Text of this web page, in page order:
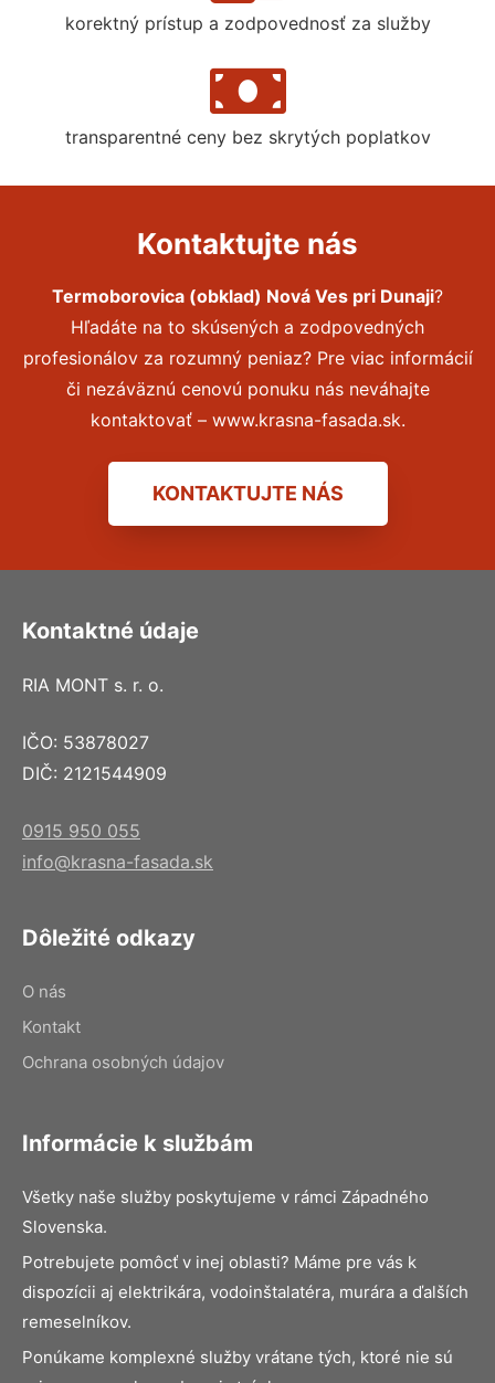
korektný prístup a zodpovednosť za služby
transparentné ceny bez skrytých poplatkov
Kontaktujte nás
Termoborovica (obklad) Nová Ves pri Dunaji?
Hľadáte na to skúsených a zodpovedných
profesionálov za rozumný peniaz? Pre viac informácií
či nezáväznú cenovú ponuku nás neváhajte
kontaktovať – www.krasna-fasada.sk.
KONTAKTUJTE NÁS
Kontaktné údaje
RIA MONT s. r. o.
IČO: 53878027
DIČ: 2121544909
0915 950 055
info@krasna-fasada.sk
Dôležité odkazy
O nás
Kontakt
Ochrana osobných údajov
Informácie k službám
Všetky naše služby poskytujeme v rámci Západného
Slovenska.
Potrebujete pomôcť v inej oblasti? Máme pre vás k
dispozícii aj elektrikára, vodoinštalatéra, murára a ďalších
remeselníkov.
Ponúkame komplexné služby vrátane tých, ktoré nie sú